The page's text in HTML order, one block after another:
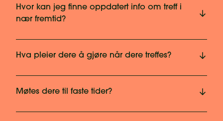
Hvor kan jeg finne oppdatert info om treff i
nær fremtid?
Hva pleier dere å gjøre når dere treffes?
Møtes dere til faste tider?